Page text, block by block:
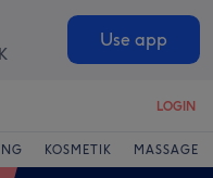
Use app
LOGIN
KOSMETIK MASSAGE